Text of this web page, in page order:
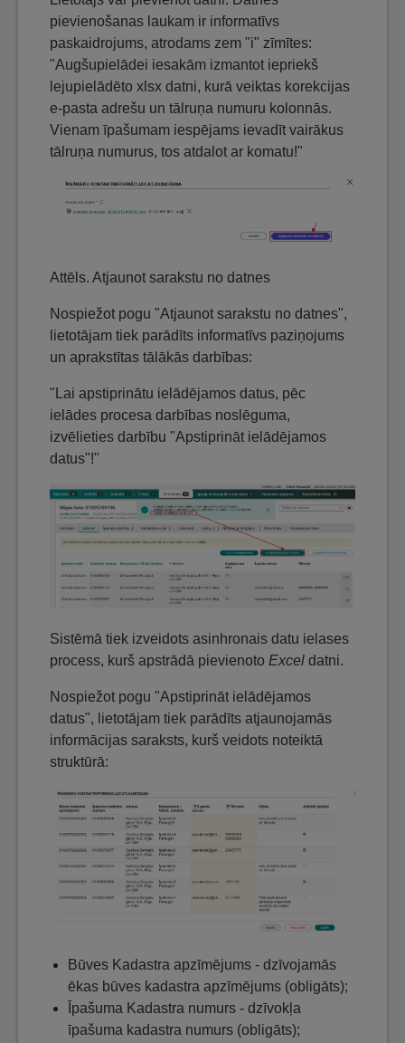
pievienošanas laukam ir informatīvs
paskaidrojums, atrodams zem "i" zīmītes:
"Augšupielādei iesakām izmantot iepriekš
lejupielādēto xlsx datni, kurā veiktas korekcijas
e-pasta adrešu un tālruņa numuru kolonnās.
Vienam īpašumam iespējams ievadīt vairākus
tālruņa numurus, tos atdalot ar komatu!"
Attēls. Atjaunot sarakstu no datnes
Nospiežot pogu "Atjaunot sarakstu no datnes",
lietotājam tiek parādīts informatīvs paziņojums
un aprakstītas tālākās darbības:
"Lai apstiprinātu ielādējamos datus, pēc
ielādes procesa darbības noslēguma,
izvēlieties darbību "Apstiprināt ielādējamos
datus"!"
Sistēmā tiek izveidots asinhronais datu ielases
process, kurš apstrādā pievienoto Excel datni.
Nospiežot pogu "Apstiprināt ielādējamos
datus", lietotājam tiek parādīts atjaunojamās
informācijas saraksts, kurš veidots noteiktā
struktūrā:
Būves Kadastra apzīmējums - dzīvojamās
ēkas būves kadastra apzīmējums (obligāts);
Īpašuma Kadastra numurs - dzīvokļa
īpašuma kadastra numurs (obligāts);